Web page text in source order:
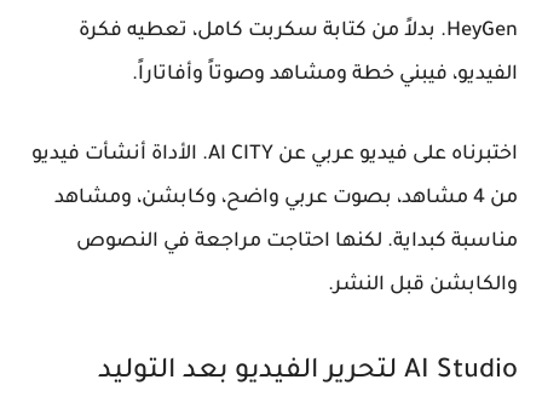
HeyGen. بدلاً من كتابة سكربت كامل، تعطيه فكرة
الفيديو، فيبني خطة ومشاهد وصوتاً وأفاتاراً.
اختبرناه على فيديو عربي عن AI CITY. الأداة أنشأت فيديو
من 4 مشاهد، بصوت عربي واضح، وكابشن، ومشاهد
مناسبة كبداية. لكنها احتاجت مراجعة في النصوص
والكابشن قبل النشر.
AI Studio لتحرير الفيديو بعد التوليد